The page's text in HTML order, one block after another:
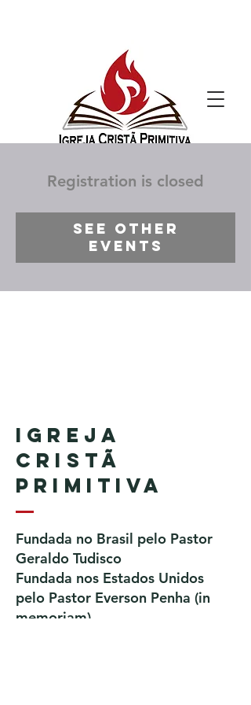
Registration is closed
See other
events
Igreja
Cristã
Primitiva
Fundada no Brasil pelo Pastor
Geraldo Tudisco
Fundada nos Estados Unidos
pelo Pastor Everson Penha​ (in
memoriam)